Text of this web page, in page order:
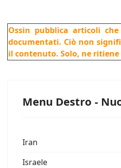
Ossin pubblica articoli
documentati. Ciò non
il contenuto. Solo, ne
Menu Destro -
Iran
Israele